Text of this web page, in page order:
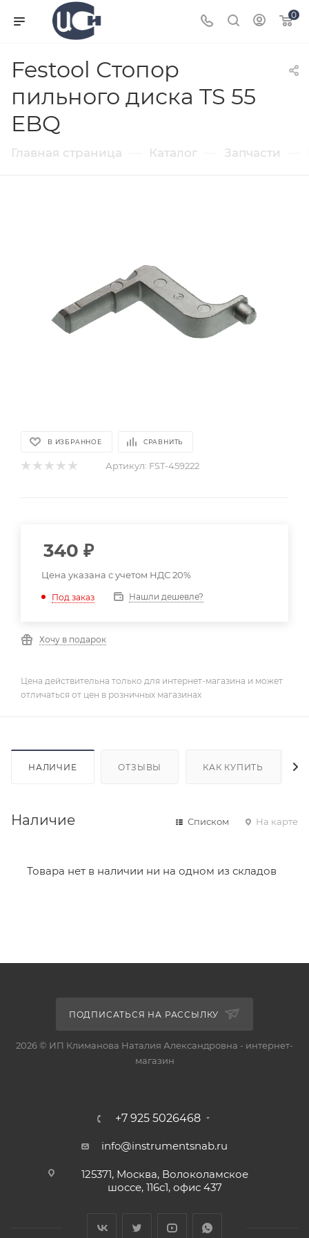
0
Festool Стопор
пильного диска TS 55
EBQ
Главная страница Каталог Запчасти
В ИЗБРАННОЕ СРАВНИТЬ
Артикул: FST-459222
340 ₽
Цена указана с учетом НДС 20%
Под заказ Нашли дешевле?
Хочу в подарок
Цена действительна только для интернет-магазина и может
отличаться от цен в розничных магазинах
НАЛИЧИЕ ОТЗЫВЫ КАК КУПИТЬ
Наличие Списком На карте
Товара нет в наличии ни на одном из складов
ПОДПИСАТЬСЯ НА РАССЫЛКУ
2026 © ИП Климанова Наталия Александровна - интернет-
магазин
+7 925 5026468
info@instrumentsnab.ru
125371, Москва, Волоколамское
шоссе, 116с1, офис 437